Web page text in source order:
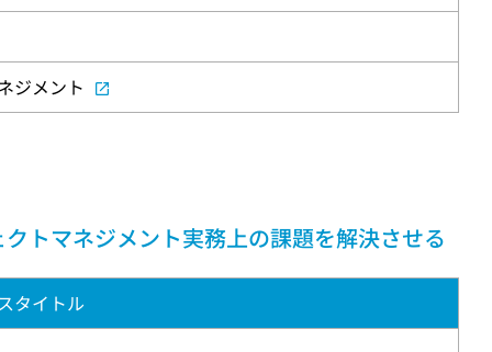
ジメント
トマネジメント実務上の課題を解決させる
タイトル